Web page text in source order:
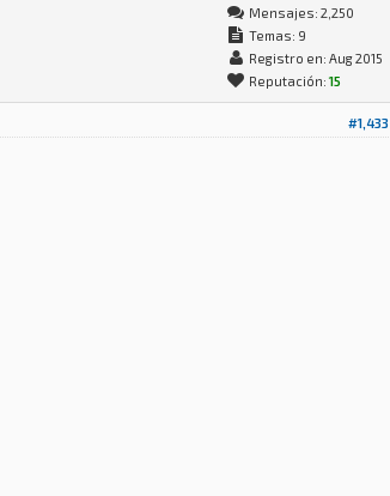
Mensajes: 2,250
Temas: 9
Registro en: Aug 2015
Reputación: 15
#1,433